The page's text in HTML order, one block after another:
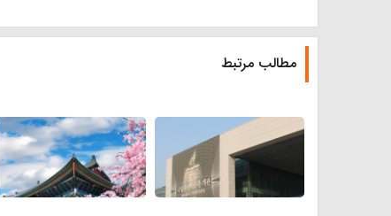
مطالب مرتبط